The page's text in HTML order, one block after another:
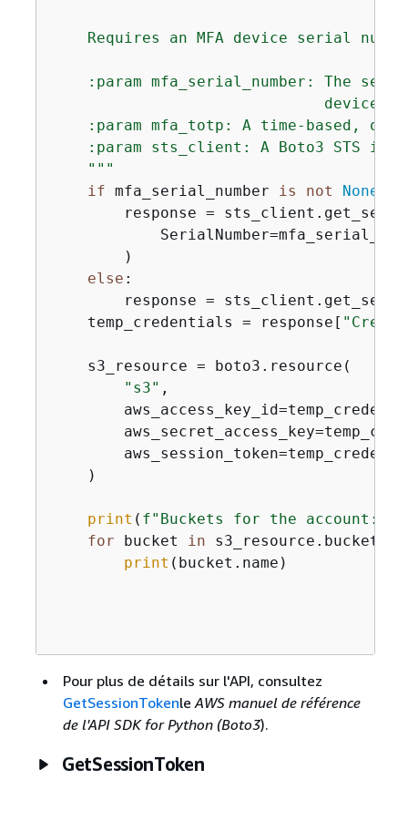
Requires an MFA device serial
:param mfa_serial_number: The
device,
:param mfa_totp: A time-based,
:param sts_client: A Boto3 STS
    """
if mfa_serial_number is not None
response =
        )
else :
response =
    temp_credentials = response[
    s3_resource = boto3.resource(
"s3" ,
    )
print ( f"Buckets for the account:"
for bucket in s3_resource.buckets.
print (bucket.name)
Pour plus de détails sur l'API, consultez
GetSessionTokenle AWS manuel de référence
de l'API SDK for Python (Boto3).
GetSessionToken